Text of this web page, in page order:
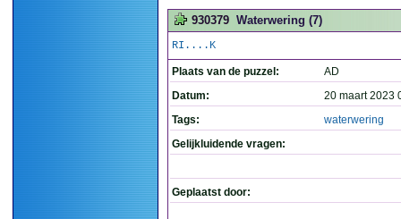
930379 Waterwering (7)
RI....K
Plaats van de puzzel:
AD
Datum:
20 maart 2023
Tags:
waterwering
Gelijkluidende vragen:
Geplaatst door: